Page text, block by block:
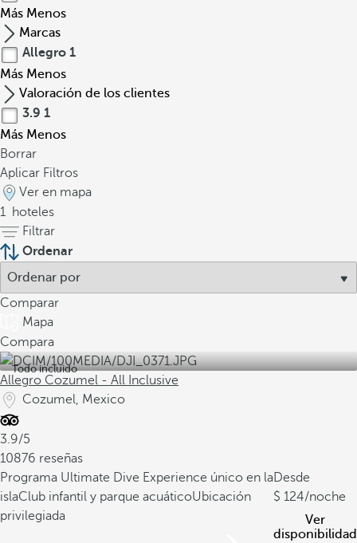
Más Menos
Marcas
Allegro 1
Más Menos
Valoración de los clientes
3.9 1
Más Menos
Borrar
Aplicar Filtros
Ver en mapa
1 hoteles
Filtrar
Ordenar
Comparar
Mapa
Compara
Todo incluido
Allegro Cozumel - All Inclusive
Cozumel, Mexico
3.9/5
10876 reseñas
Programa Ultimate Dive Experience único en la
islaClub infantil y parque acuáticoUbicación
privilegiada
Desde
124/noche
Ver
disponibilidad